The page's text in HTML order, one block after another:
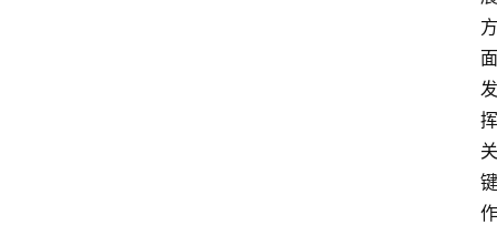
方
面
发
挥
关
键
作